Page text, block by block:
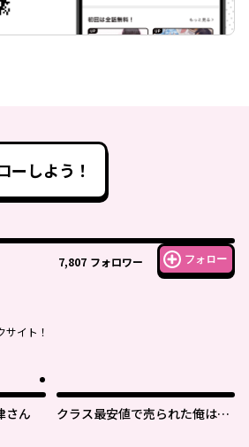
ーしよう！
7,807 フォロワー フォロー
イト！
さん
クラス最安値で売られた俺は、